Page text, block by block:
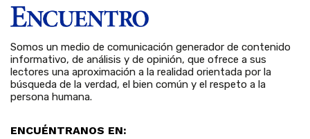
Somos un medio de comunicación generador de contenido
informativo, de análisis y de opinión, que ofrece a sus
lectores una aproximación a la realidad orientada por la
búsqueda de la verdad, el bien común y el respeto a la
persona humana.
ENCUÉNTRANOS EN: